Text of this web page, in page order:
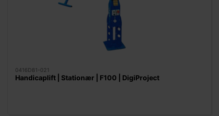
0416D81-021
Handicaplift | Stationær | F100 | DigiProject